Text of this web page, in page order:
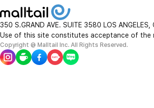
350 S.GRAND AVE. SUITE 3580 LOS
Use of this site constitutes acceptance of the
Copyright @ Malltail Inc. All Rights Reserved.